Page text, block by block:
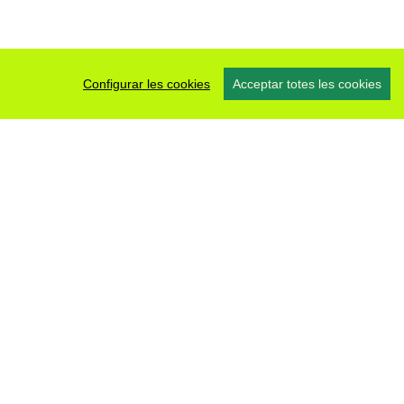
Configurar les cookies Acceptar totes les cookies